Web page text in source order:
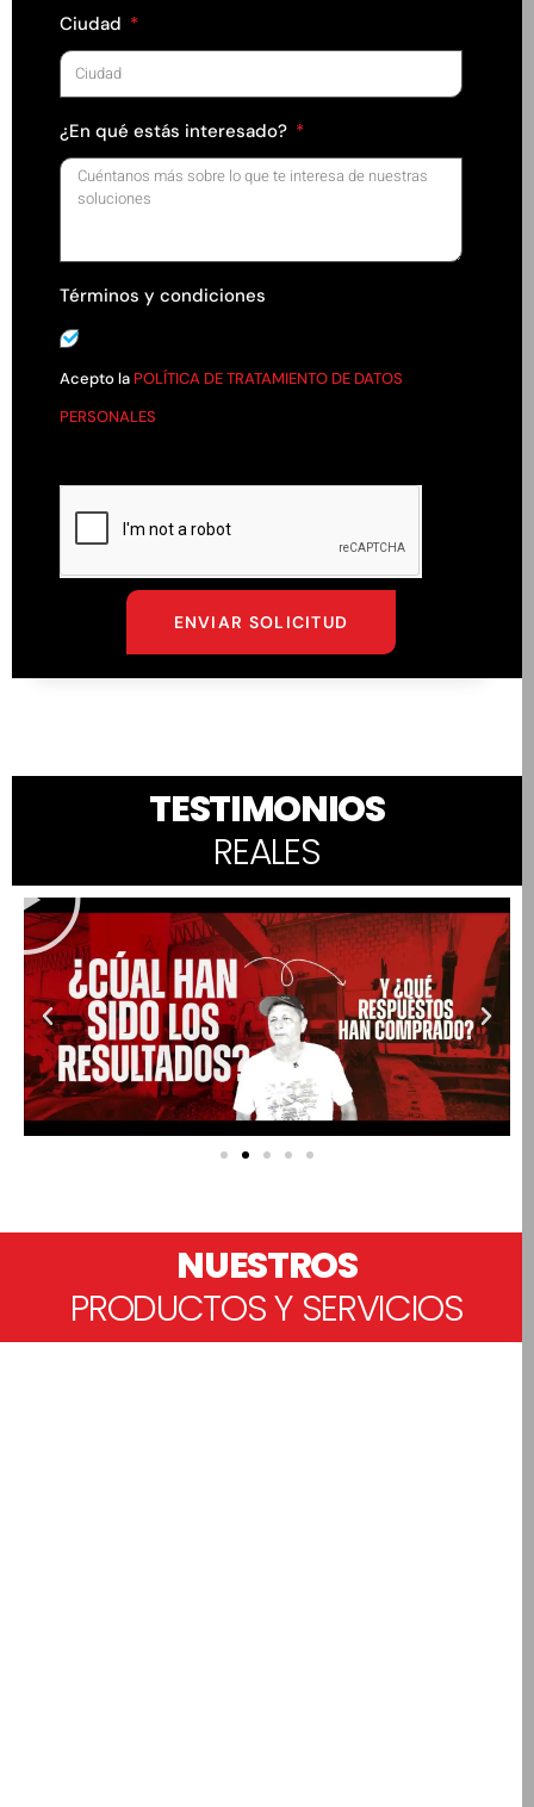
Ciudad
¿En qué estás interesado?
Términos y condiciones
Acepto la POLÍTICA DE TRATAMIENTO DE DATOS
PERSONALES
ENVIAR SOLICITUD
TESTIMONIOS
REALES
NUESTROS
PRODUCTOS Y SERVICIOS